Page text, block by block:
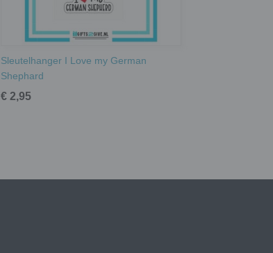
Sleutelhanger I Love my German
Shephard
€ 2,95